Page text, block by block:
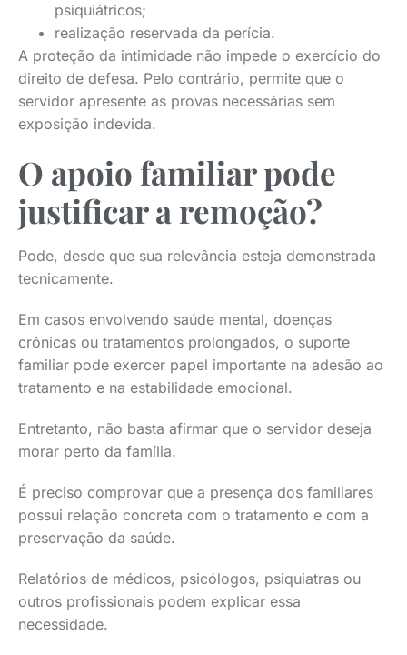
psiquiátricos;
realização reservada da perícia.
A proteção da intimidade não impede o exercício do
direito de defesa. Pelo contrário, permite que o
servidor apresente as provas necessárias sem
exposição indevida.
O apoio familiar pode
justificar a remoção?
Pode, desde que sua relevância esteja demonstrada
tecnicamente.
Em casos envolvendo saúde mental, doenças
crônicas ou tratamentos prolongados, o suporte
familiar pode exercer papel importante na adesão ao
tratamento e na estabilidade emocional.
Entretanto, não basta afirmar que o servidor deseja
morar perto da família.
É preciso comprovar que a presença dos familiares
possui relação concreta com o tratamento e com a
preservação da saúde.
Relatórios de médicos, psicólogos, psiquiatras ou
outros profissionais podem explicar essa
necessidade.